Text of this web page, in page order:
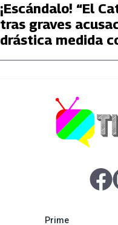
¡Escándalo! “El
tras graves
drástica medida
Primeabre en